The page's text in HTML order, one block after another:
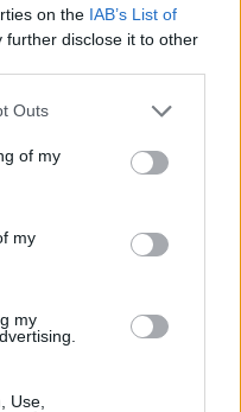
on the IAB’s List of
further disclose it to other
Outs
of my
my
my
Use,